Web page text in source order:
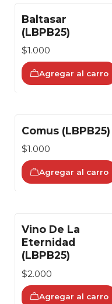
Baltasar
(LBPB25)
$1.000
Agregar al carro
Comus (LBPB25)
$1.000
Agregar al carro
Vino De La
Eternidad
(LBPB25)
$2.000
Agregar al carro